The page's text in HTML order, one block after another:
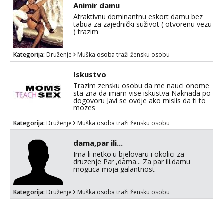
Animir damu
Atraktivnu dominantnu eskort damu bez
tabua za zajednički suživot ( otvorenu vezu
) trazim
Kategorija: Druženje Muška osoba traži žensku osobu
Iskustvo
Trazim zensku osobu da me nauci onome
sta zna da imam vise iskustva Naknada po
dogovoru Javi se ovdje ako mislis da ti to
mozes
Kategorija: Druženje Muška osoba traži žensku osobu
dama,par ili...
Ima li netko u bjelovaru i okolici za
druzenje Par ,dama... Za par ili.damu
moguca moja galantnost
Kategorija: Druženje Muška osoba traži žensku osobu